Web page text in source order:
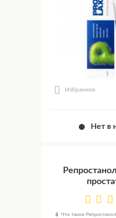
Избранное
Нет в
🧴 Что такое